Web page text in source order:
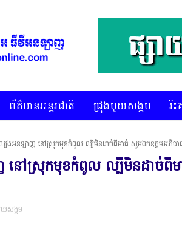
ព័ត៌មានអន្តរជាតិ ជ្រុងមួយសង្គម រិ
ែងអនឡាញ នៅស្រុកមុខកំពូល ល្បីមិនដាច់ពីមាត់ សូមឯកឧត្តមអភិបាល ម
នៅស្រុកមុខកំពូល ល្បីមិនដាច់ពី
សង្គម